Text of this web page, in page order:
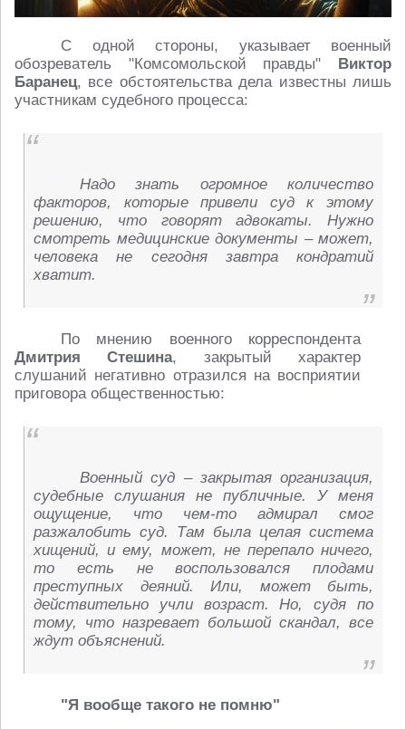
С одной стороны, указывает военный
обозреватель "Комсомольской правды" Виктор
Баранец, все обстоятельства дела известны лишь
участникам судебного процесса:
Надо знать огромное количество
факторов, которые привели суд к этому
решению, что говорят адвокаты. Нужно
смотреть медицинские документы – может,
человека не сегодня завтра кондратий
хватит.
По мнению военного корреспондента
Дмитрия Стешина, закрытый характер
слушаний негативно отразился на восприятии
приговора общественностью:
Военный суд – закрытая организация,
судебные слушания не публичные. У меня
ощущение, что чем-то адмирал смог
разжалобить суд. Там была целая система
хищений, и ему, может, не перепало ничего,
то есть не воспользовался плодами
преступных деяний. Или, может быть,
действительно учли возраст. Но, судя по
тому, что назревает большой скандал, все
ждут объяснений.
"Я вообще такого не помню"